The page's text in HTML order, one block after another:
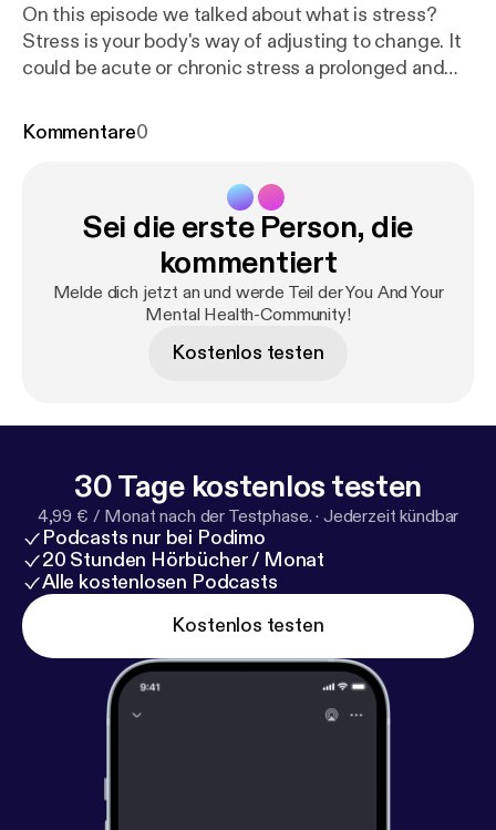
On this episode we talked about what is stress?
Stress is your body's way of adjusting to change. It
could be acute or chronic stress a prolonged and
affect your health if it goes untreated. It can be
Kommentare0
Sei die erste Person, die
kommentiert
Melde dich jetzt an und werde Teil der You And Your
Mental Health-Community!
Kostenlos testen
30 Tage kostenlos testen
4,99 € / Monat nach der Testphase. · Jederzeit kündbar
Podcasts nur bei Podimo
20 Stunden Hörbücher / Monat
Alle kostenlosen Podcasts
Kostenlos testen